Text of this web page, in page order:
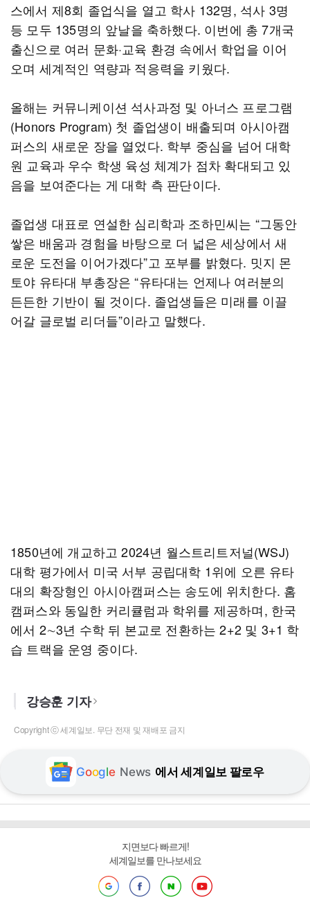
스에서 제8회 졸업식을 열고 학사 132명, 석사 3명
등 모두 135명의 앞날을 축하했다. 이번에 총 7개국
출신으로 여러 문화·교육 환경 속에서 학업을 이어
오며 세계적인 역량과 적응력을 키웠다.
올해는 커뮤니케이션 석사과정 및 아너스 프로그램
(Honors Program) 첫 졸업생이 배출되며 아시아캠
퍼스의 새로운 장을 열었다. 학부 중심을 넘어 대학
원 교육과 우수 학생 육성 체계가 점차 확대되고 있
음을 보여준다는 게 대학 측 판단이다.
졸업생 대표로 연설한 심리학과 조하민씨는 “그동안
쌓은 배움과 경험을 바탕으로 더 넓은 세상에서 새
로운 도전을 이어가겠다”고 포부를 밝혔다. 밋지 몬
토야 유타대 부총장은 “유타대는 언제나 여러분의
든든한 기반이 될 것이다. 졸업생들은 미래를 이끌
어갈 글로벌 리더들”이라고 말했다.
1850년에 개교하고 2024년 월스트리트저널(WSJ)
대학 평가에서 미국 서부 공립대학 1위에 오른 유타
대의 확장형인 아시아캠퍼스는 송도에 위치한다. 홈
캠퍼스와 동일한 커리큘럼과 학위를 제공하며, 한국
에서 2∼3년 수학 뒤 본교로 전환하는 2+2 및 3+1 학
습 트랙을 운영 중이다.
강승훈 기자
Copyright ⓒ 세계일보. 무단 전재 및 재배포 금지
Google News 에서 세계일보 팔로우
지면보다 빠르게!
세계일보를 만나보세요